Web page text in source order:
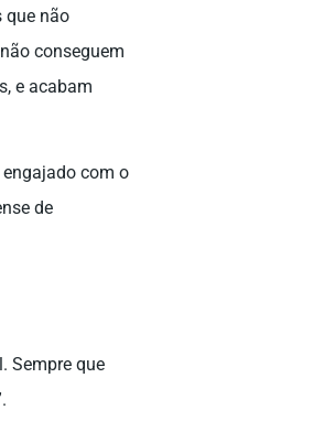
que não
conseguem
e acabam
com o
de
Sempre que